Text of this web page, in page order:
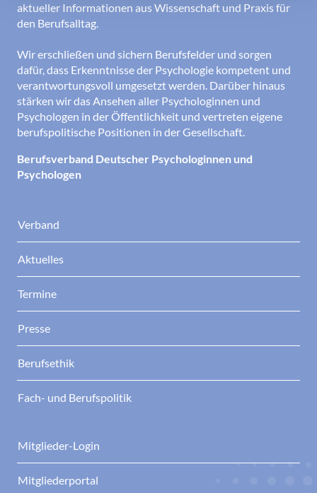
aktueller Informationen aus Wissenschaft und Praxis für
den Berufsalltag.
Wir erschließen und sichern Berufsfelder und sorgen
dafür, dass Erkenntnisse der Psychologie kompetent und
verantwortungsvoll umgesetzt werden. Darüber hinaus
stärken wir das Ansehen aller Psychologinnen und
Psychologen in der Öffentlichkeit und vertreten eigene
berufspolitische Positionen in der Gesellschaft.
Berufsverband Deutscher Psychologinnen und
Psychologen
Verband
Aktuelles
Termine
Presse
Berufsethik
Fach- und Berufspolitik
Mitglieder-Login
Mitgliederportal